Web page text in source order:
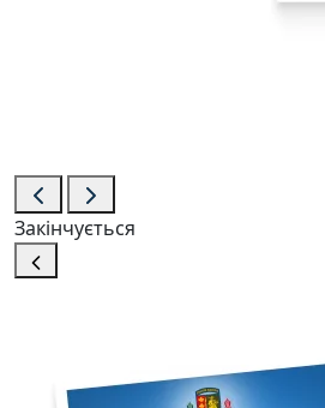
Закінчується